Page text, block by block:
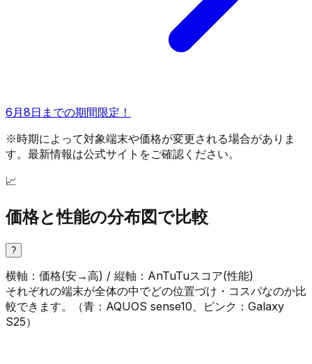
6月8日までの期間限定！
※時期によって対象端末や価格が変更される場合がありま
す。最新情報は公式サイトをご確認ください。
📈
価格と性能の分布図で比較
?
横軸：価格(安→高) / 縦軸：AnTuTuスコア(性能)
それぞれの端末が全体の中でどの位置づけ・コスパなのか比
較できます。（青 ： AQUOS sense10 ピンク ： Galaxy
S25）